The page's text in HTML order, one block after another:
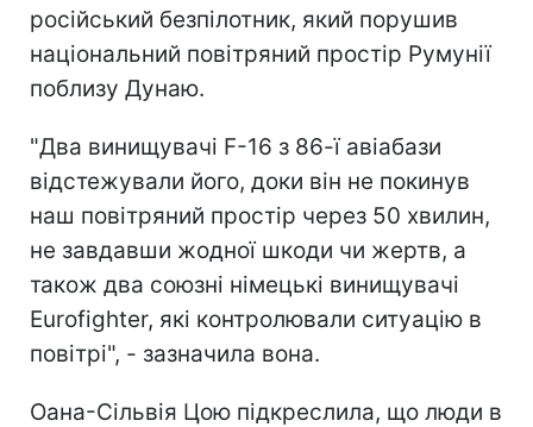
російський безпілотник, який порушив
національний повітряний простір Румунії
поблизу Дунаю.
"Два винищувачі F-16 з 86-ї авіабази
відстежували його, доки він не покинув
наш повітряний простір через 50 хвилин,
не завдавши жодної шкоди чи жертв, а
також два союзні німецькі винищувачі
Eurofighter, які контролювали ситуацію в
повітрі", - зазначила вона.
Оана-Сільвія Цою підкреслила, що люди в